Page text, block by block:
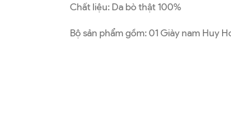
Chất liệu: Da bò thật 100%
Bộ sản phẩm gồm: 01 Giày nam Huy